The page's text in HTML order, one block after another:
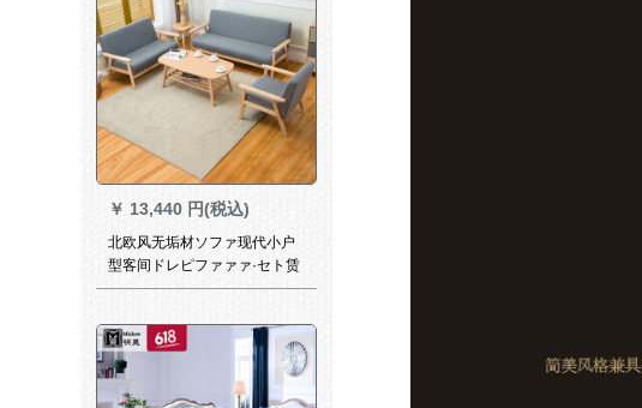
￥ 13,440 円(税込)
北欧风无垢材ソファ现代小户
型客间ドレピファァァ·セト赁
贷住宅マン3人挂けソウドァァ